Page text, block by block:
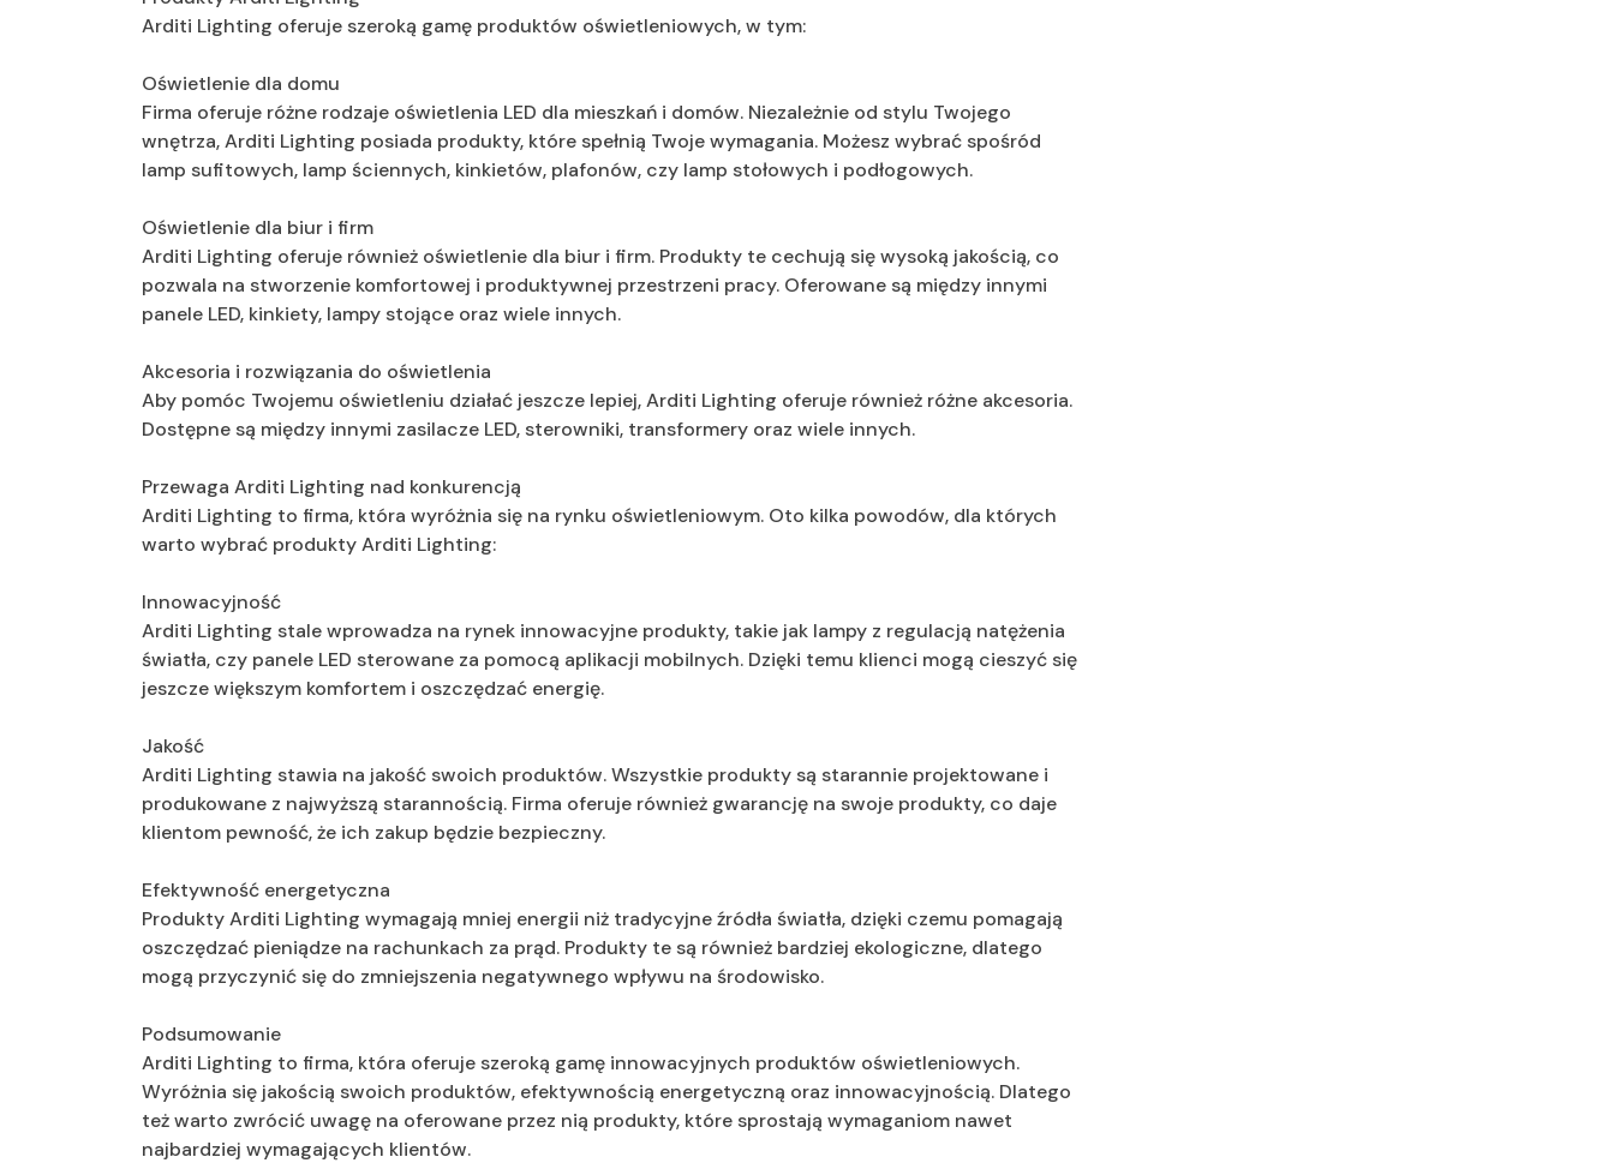
Arditi Lighting oferuje szeroką gamę produktów oświetleniowych, w tym:
Oświetlenie dla domu
Firma oferuje różne rodzaje oświetlenia LED dla mieszkań i domów. Niezależnie od stylu Twojego
wnętrza, Arditi Lighting posiada produkty, które spełnią Twoje wymagania. Możesz wybrać spośród
lamp sufitowych, lamp ściennych, kinkietów, plafonów, czy lamp stołowych i podłogowych.
Oświetlenie dla biur i firm
Arditi Lighting oferuje również oświetlenie dla biur i firm. Produkty te cechują się wysoką jakością, co
pozwala na stworzenie komfortowej i produktywnej przestrzeni pracy. Oferowane są między innymi
panele LED, kinkiety, lampy stojące oraz wiele innych.
Akcesoria i rozwiązania do oświetlenia
Aby pomóc Twojemu oświetleniu działać jeszcze lepiej, Arditi Lighting oferuje również różne akcesoria.
Dostępne są między innymi zasilacze LED, sterowniki, transformery oraz wiele innych.
Przewaga Arditi Lighting nad konkurencją
Arditi Lighting to firma, która wyróżnia się na rynku oświetleniowym. Oto kilka powodów, dla których
warto wybrać produkty Arditi Lighting:
Innowacyjność
Arditi Lighting stale wprowadza na rynek innowacyjne produkty, takie jak lampy z regulacją natężenia
światła, czy panele LED sterowane za pomocą aplikacji mobilnych. Dzięki temu klienci mogą cieszyć się
jeszcze większym komfortem i oszczędzać energię.
Jakość
Arditi Lighting stawia na jakość swoich produktów. Wszystkie produkty są starannie projektowane i
produkowane z najwyższą starannością. Firma oferuje również gwarancję na swoje produkty, co daje
klientom pewność, że ich zakup będzie bezpieczny.
Efektywność energetyczna
Produkty Arditi Lighting wymagają mniej energii niż tradycyjne źródła światła, dzięki czemu pomagają
oszczędzać pieniądze na rachunkach za prąd. Produkty te są również bardziej ekologiczne, dlatego
mogą przyczynić się do zmniejszenia negatywnego wpływu na środowisko.
Podsumowanie
Arditi Lighting to firma, która oferuje szeroką gamę innowacyjnych produktów oświetleniowych.
Wyróżnia się jakością swoich produktów, efektywnością energetyczną oraz innowacyjnością. Dlatego
też warto zwrócić uwagę na oferowane przez nią produkty, które sprostają wymaganiom nawet
najbardziej wymagających klientów.